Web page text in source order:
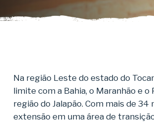
Na região Leste do estado do
limite com a Bahia, o Maranhão e o
região do Jalapão. Com mais de 34
extensão em uma área de